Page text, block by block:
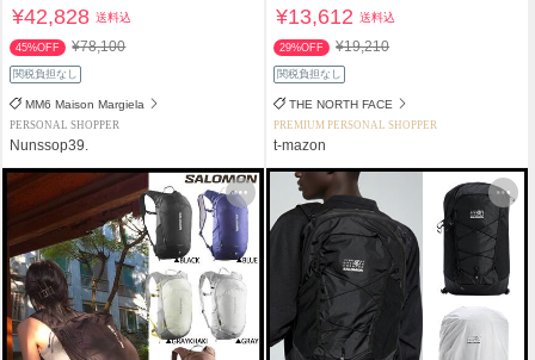
¥42,828送料込
45%OFF ¥78,100
関税負担なし
MM6 Maison Margiela
PERSONAL SHOPPER
Nunssop39.
¥13,612送料込
29%OFF ¥19,210
関税負担なし
THE NORTH FACE
PREMIUM PERSONAL SHOPPER
t-mazon